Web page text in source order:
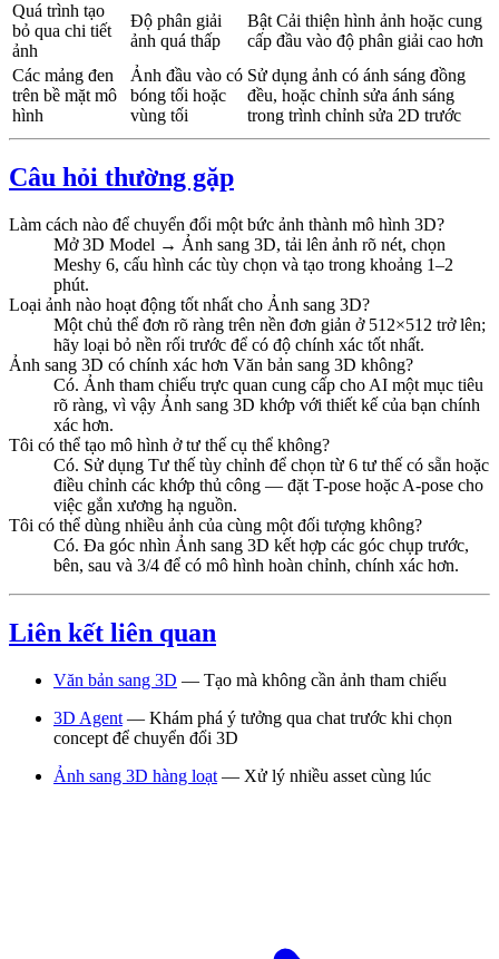
Quá trình tạo
bỏ qua chi tiết
ảnh
Độ phân giải
ảnh quá thấp
Bật Cải thiện hình ảnh hoặc cung
cấp đầu vào độ phân giải cao hơn
Các mảng đen
trên bề mặt mô
hình
Ảnh đầu vào có
bóng tối hoặc
vùng tối
Sử dụng ảnh có ánh sáng đồng
đều, hoặc chỉnh sửa ánh sáng
trong trình chỉnh sửa 2D trước
Câu hỏi thường gặp
Làm cách nào để chuyển đổi một bức ảnh thành mô hình 3D?
Mở 3D Model → Ảnh sang 3D, tải lên ảnh rõ nét, chọn
Meshy 6, cấu hình các tùy chọn và tạo trong khoảng 1–2
phút.
Loại ảnh nào hoạt động tốt nhất cho Ảnh sang 3D?
Một chủ thể đơn rõ ràng trên nền đơn giản ở 512×512 trở lên;
hãy loại bỏ nền rối trước để có độ chính xác tốt nhất.
Ảnh sang 3D có chính xác hơn Văn bản sang 3D không?
Có. Ảnh tham chiếu trực quan cung cấp cho AI một mục tiêu
rõ ràng, vì vậy Ảnh sang 3D khớp với thiết kế của bạn chính
xác hơn.
Tôi có thể tạo mô hình ở tư thế cụ thể không?
Có. Sử dụng Tư thế tùy chỉnh để chọn từ 6 tư thế có sẵn hoặc
điều chỉnh các khớp thủ công — đặt T-pose hoặc A-pose cho
việc gắn xương hạ nguồn.
Tôi có thể dùng nhiều ảnh của cùng một đối tượng không?
Có. Đa góc nhìn Ảnh sang 3D kết hợp các góc chụp trước,
bên, sau và 3/4 để có mô hình hoàn chỉnh, chính xác hơn.
Liên kết liên quan
Văn bản sang 3D — Tạo mà không cần ảnh tham chiếu
3D Agent — Khám phá ý tưởng qua chat trước khi chọn
concept để chuyển đổi 3D
Ảnh sang 3D hàng loạt — Xử lý nhiều asset cùng lúc